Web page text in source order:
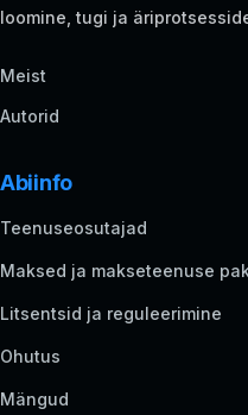
loomine, tugi ja
Meist
Autorid
Abiinfo
Teenuseosutajad
Maksed ja makseteenuse
Litsentsid ja reguleerimine
Ohutus
Mängud